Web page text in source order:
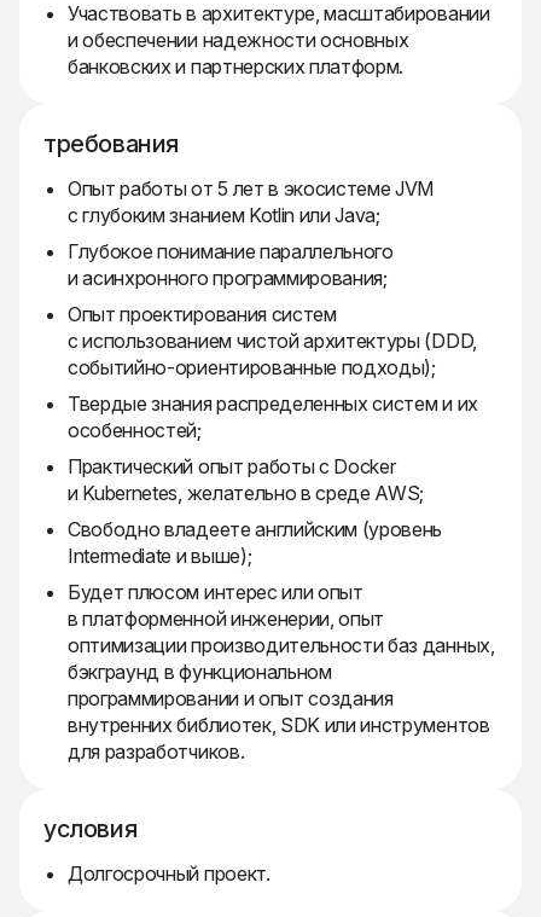
Участвовать в архитектуре, масштабировании
и обеспечении надежности основных
банковских и партнерских платформ.
требования
Опыт работы от 5 лет в экосистеме JVM
с глубоким знанием Kotlin или Java;
Глубокое понимание параллельного
и асинхронного программирования;
Опыт проектирования систем
с использованием чистой архитектуры (DDD,
событийно-ориентированные подходы);
Твердые знания распределенных систем и их
особенностей;
Практический опыт работы с Docker
и Kubernetes, желательно в среде AWS;
Свободно владеете английским (уровень
Intermediate и выше);
Будет плюсом интерес или опыт
в платформенной инженерии, опыт
оптимизации производительности баз данных,
бэкграунд в функциональном
программировании и опыт создания
внутренних библиотек, SDK или инструментов
для разработчиков.
условия
Долгосрочный проект.